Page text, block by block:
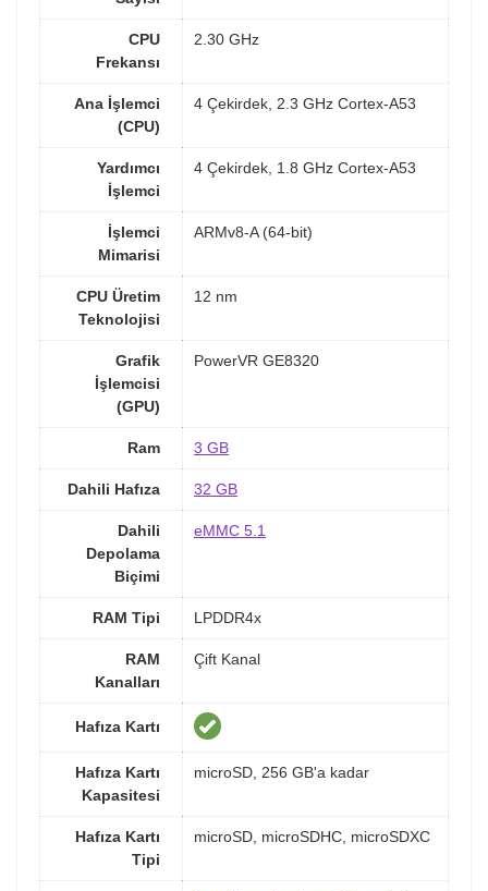
CPU
Frekansı
2.30 GHz
Ana İşlemci
(CPU)
4 Çekirdek, 2.3 GHz Cortex-A53
Yardımcı
İşlemci
4 Çekirdek, 1.8 GHz Cortex-A53
İşlemci
Mimarisi
ARMv8-A (64-bit)
CPU Üretim
Teknolojisi
12 nm
Grafik
İşlemcisi
(GPU)
PowerVR GE8320
Ram 3 GB
Dahili Hafıza 32 GB
Dahili
Depolama
Biçimi
eMMC 5.1
RAM Tipi LPDDR4x
RAM
Kanalları
Çift Kanal
Hafıza Kartı
Hafıza Kartı
Kapasitesi
microSD, 256 GB'a kadar
Hafıza Kartı
Tipi
microSD, microSDHC, microSDXC